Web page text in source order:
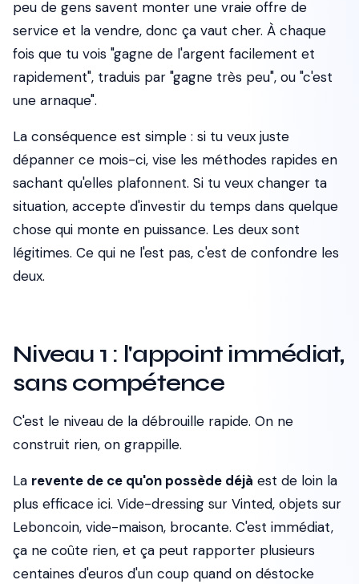
peu de gens savent monter une vraie offre de
service et la vendre, donc ça vaut cher. À chaque
fois que tu vois "gagne de l'argent facilement et
rapidement", traduis par "gagne très peu", ou "c'est
une arnaque".
La conséquence est simple : si tu veux juste
dépanner ce mois-ci, vise les méthodes rapides en
sachant qu'elles plafonnent. Si tu veux changer ta
situation, accepte d'investir du temps dans quelque
chose qui monte en puissance. Les deux sont
légitimes. Ce qui ne l'est pas, c'est de confondre les
deux.
Niveau 1 : l'appoint immédiat,
sans compétence
C'est le niveau de la débrouille rapide. On ne
construit rien, on grappille.
La revente de ce qu'on possède déjà est de loin la
plus efficace ici. Vide-dressing sur Vinted, objets sur
Leboncoin, vide-maison, brocante. C'est immédiat,
ça ne coûte rien, et ça peut rapporter plusieurs
centaines d'euros d'un coup quand on déstocke